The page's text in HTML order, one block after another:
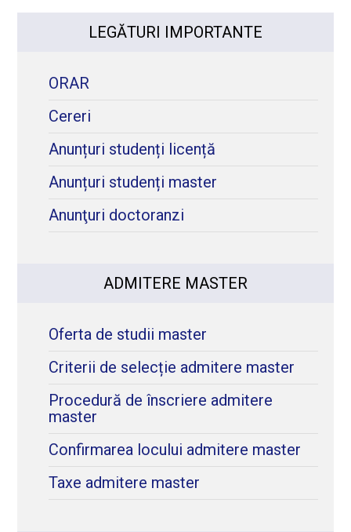
LEGĂTURI IMPORTANTE
ORAR
Cereri
Anunțuri studenți licență
Anunțuri studenți master
Anunţuri doctoranzi
ADMITERE MASTER
Oferta de studii master
Criterii de selecție admitere master
Procedură de înscriere admitere
master
Confirmarea locului admitere master
Taxe admitere master